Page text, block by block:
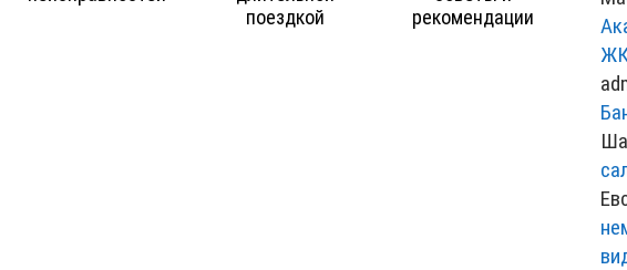
поездкой
рекомендации
ЖК